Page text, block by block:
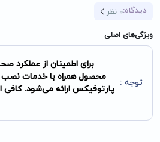
دیدگاه:0 نظر
ویژگی‌های اصلی
توجه :
برای اطمینان از عملکرد
محصول همراه با خدمات
پارتوفیکس ارائه می‌شود. کافی